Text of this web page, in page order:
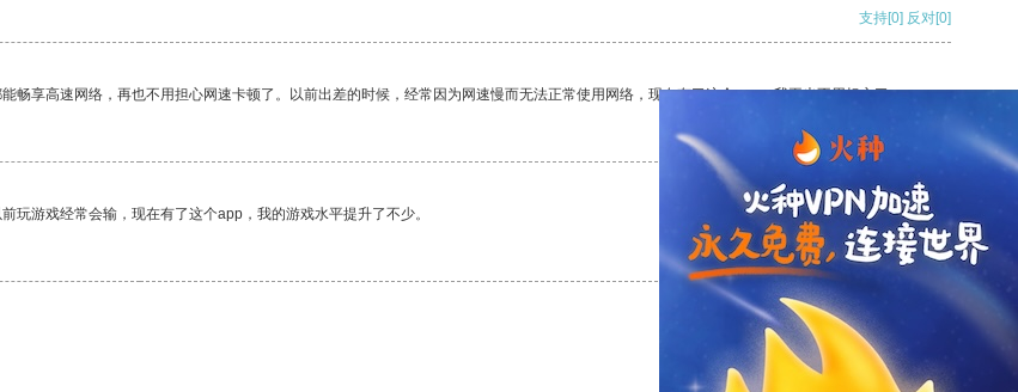
支持[0] 反对[0]
畅享高速网络，再也不用担心网速卡顿了。以前出差的时候，经常因为网速慢而无法正常使用网络，现在有了这个app，我再也不用担心了。
支持
游戏经常会输，现在有了这个app，我的游戏水平提升了不少。
支持[0] 反对[0]
支持[0] 反对[0]